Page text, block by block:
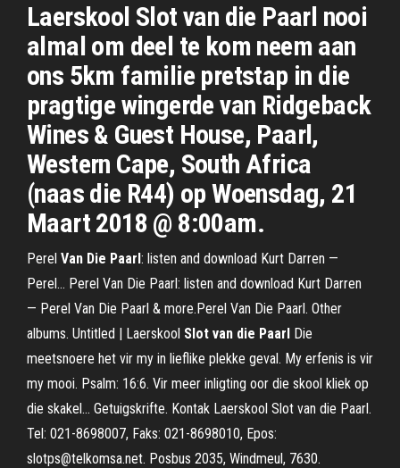
Laerskool Slot van die Paarl nooi
almal om deel te kom neem aan
ons 5km familie pretstap in die
pragtige wingerde van Ridgeback
Wines & Guest House, Paarl,
Western Cape, South Africa
(naas die R44) op Woensdag, 21
Maart 2018 @ 8:00am.
Perel Van Die Paarl: listen and download Kurt Darren —
Perel… Perel Van Die Paarl: listen and download Kurt Darren
— Perel Van Die Paarl & more.Perel Van Die Paarl. Other
albums. Untitled | Laerskool Slot van die Paarl Die
meetsnoere het vir my in lieflike plekke geval. My erfenis is vir
my mooi. Psalm: 16:6. Vir meer inligting oor die skool kliek op
die skakel... Getuigskrifte. Kontak Laerskool Slot van die Paarl.
Tel: 021-8698007, Faks: 021-8698010, Epos:
slotps@telkomsa.net. Posbus 2035, Windmeul, 7630.